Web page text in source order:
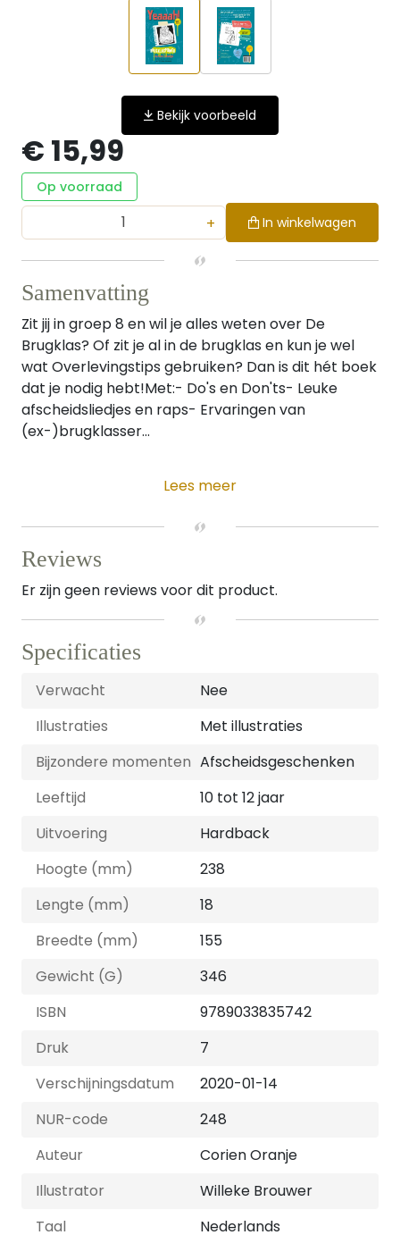
Bekijk voorbeeld
€ 15,99
Op voorraad
+ In winkelwagen
Samenvatting
Zit jij in groep 8 en wil je alles weten over De
Brugklas? Of zit je al in de brugklas en kun je wel
wat Overlevingstips gebruiken? Dan is dit hét boek
dat je nodig hebt!Met:- Do's en Don'ts- Leuke
afscheidsliedjes en raps- Ervaringen van
(ex-)brugklasser...
Lees meer
Reviews
Er zijn geen reviews voor dit product.
Specificaties
Verwacht
Nee
Illustraties
Met illustraties
Bijzondere momenten Afscheidsgeschenken
Leeftijd
10 tot 12 jaar
Uitvoering
Hardback
Hoogte (mm)
238
Lengte (mm)
18
Breedte (mm)
155
Gewicht (G)
346
ISBN
9789033835742
Druk
7
Verschijningsdatum
2020-01-14
NUR-code
248
Auteur
Corien Oranje
Illustrator
Willeke Brouwer
Taal
Nederlands